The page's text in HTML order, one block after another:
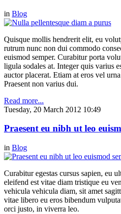
in Blog
Quisque mollis hendrerit elit, eu
rutrum nunc non dui commodo
euismod semper. Curabitur porta
ligula sodales at. Integer quis varius
auctor placerat. Etiam at eros vel
Praesent non varius dui.
Read more...
Tuesday, 20 March 2012 10:49
Praesent eu nibh ut leo
in Blog
Curabitur egestas cursus sapien, eu
eleifend est vitae diam tristique eu
vehicula vehicula diam, sit amet
vitae libero eu eros bibendum
orci justo, in viverra leo.